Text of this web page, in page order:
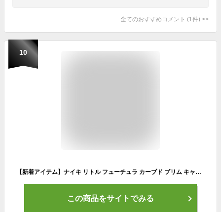
全てのおすすめコメント (1 件) >
10
【新着アイテム】ナイキ リトル フューチュラ カーブド ブリム キャップバスケットボール ジョーダン NBA Nike Sportswear キッズ アウトドア
この商品をサイトでみる